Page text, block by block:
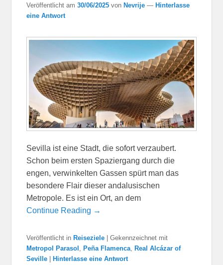
Veröffentlicht am30/06/2025 von Nevrije — Hinterlasse
eine Antwort
Sevilla ist eine Stadt, die sofort verzaubert.
Schon beim ersten Spaziergang durch die
engen, verwinkelten Gassen spürt man das
besondere Flair dieser andalusischen
Metropole. Es ist ein Ort, an dem
Continue Reading →
Veröffentlicht in Reiseziele |Gekennzeichnet mit
Metropol Parasol
Peña Flamenca
Real Alcázar of
Seville
Hinterlasse eine Antwort